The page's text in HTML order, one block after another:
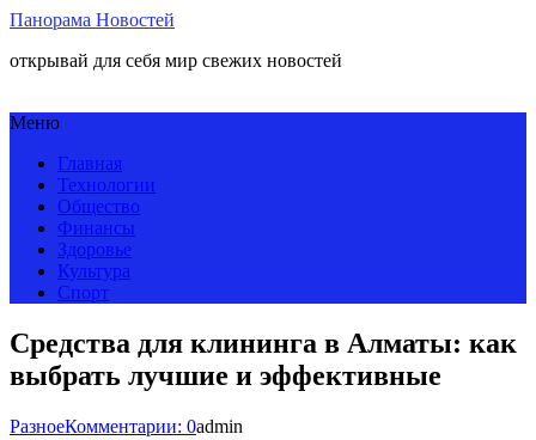
Панорама Новостей
открывай для себя мир свежих новостей
Меню
Главная
Технологии
Общество
Финансы
Здоровье
Культура
Спорт
Средства для клининга в Алматы: как
выбрать лучшие и эффективные
РазноеКомментарии: 0admin